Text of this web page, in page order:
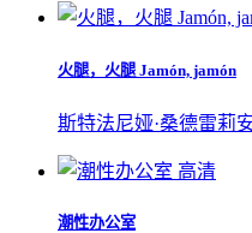
火腿，火腿 Jamón, jamón
斯特法尼娅·桑德雷莉
高清
潮性办公室